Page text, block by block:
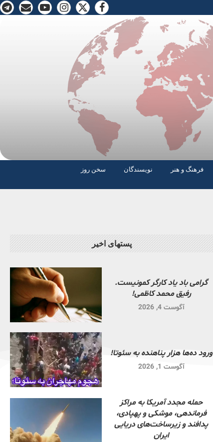
فرهنگ و هنر نویسندگان
سخن روز
پستهای اخیر
گرامی باد یاد کارگر کمونیست.
رفیق محمد کاظمی!
آگوست 4, 2026
ورود ده‌ها هزار پناهنده به سئوتا!
آگوست 1, 2026
حمله مجدد آمریکا به مراکز
فرماندهی، موشکی و پهپادی،
پدافند و زیرساخت‌های دریایی
ایران